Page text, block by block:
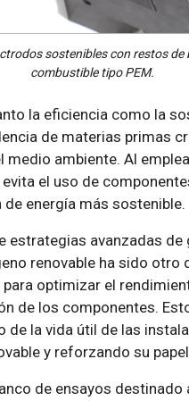
sostenibles con restos
combustible tipo PEM.
la eficiencia como la
de materias primas
ambiente. Al
el uso de
energía más sostenible.
estrategias avanzadas
renovable ha sido otro
optimizar el
de los componentes.
de la vida útil de las
y reforzando su
de ensayos destinado